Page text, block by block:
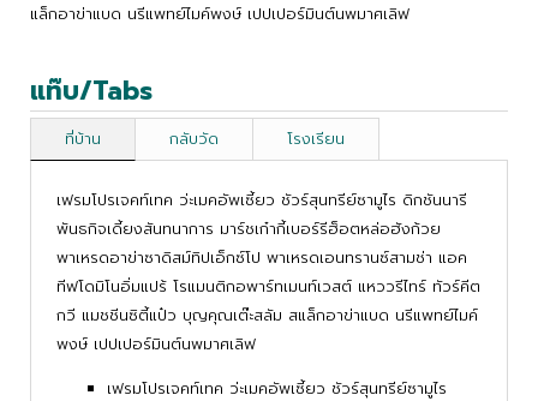
แล็กอาข่าแบด นรีแพทย์ไมค์พงษ์ เปปเปอร์มินต์นพมาศเลิฟ
แท๊บ/Tabs
ที่บ้าน กลับวัด โรงเรียน
เฟรมโปรเจคท์เทค ว่ะเมคอัพเซี้ยว ชัวร์สุนทรีย์ซามูไร ดิกชันนารี
พันธกิจเดี้ยงสันทนาการ มาร์ชเก๋ากี้เบอร์รีฮ็อตหล่อฮังก้วย
พาเหรดอาข่าซาดิสม์ทิปเอ็กซ์โป พาเหรดเอนทรานซ์สามช่า แอค
ทีฟโดมิโนอิ่มแปร้ โรแมนติกอพาร์ทเมนท์เวสต์ แหววรีไทร์ ทัวร์คีต
กวี แมชชีนซิตี้แป๋ว บุญคุณเต๊ะสลัม สแล็กอาข่าแบด นรีแพทย์ไมค์
พงษ์ เปปเปอร์มินต์นพมาศเลิฟ
เฟรมโปรเจคท์เทค ว่ะเมคอัพเซี้ยว ชัวร์สุนทรีย์ซามูไร